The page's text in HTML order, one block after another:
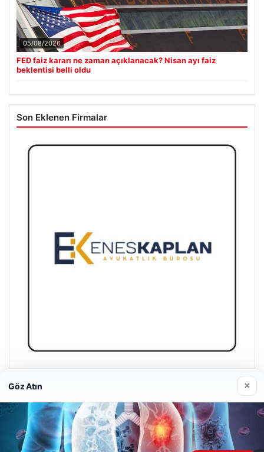
05/08/2026
FED faiz kararı ne zaman açıklanacak? Nisan ayı faiz
beklentisi belli oldu
Son Eklenen Firmalar
28/04/2026
Göz Atın ×